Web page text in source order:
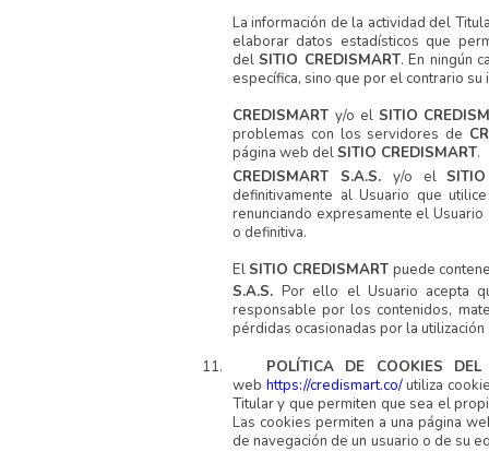
La información de la actividad del
elaborar datos estadísticos que
delSITIO CREDISMART. En ningún
específica, sino que por el contrario
CREDISMART y/o el SITIO
problemas con los servidores de
página web delSITIO CREDISMART.
CREDISMART S.A.S. y/o el
definitivamente al Usuario que
renunciando expresamente el
o definitiva.
ElSITIO CREDISMART puede
S.A.S.Por ello el Usuario acepta
responsable por los contenidos,
pérdidas ocasionadas por la
11.
POLÍTICA DE COOKIES
web https://credismart.co/utiliza
Titular y que permiten que sea el
Las cookies permiten a una página
de navegación de un usuario o de su